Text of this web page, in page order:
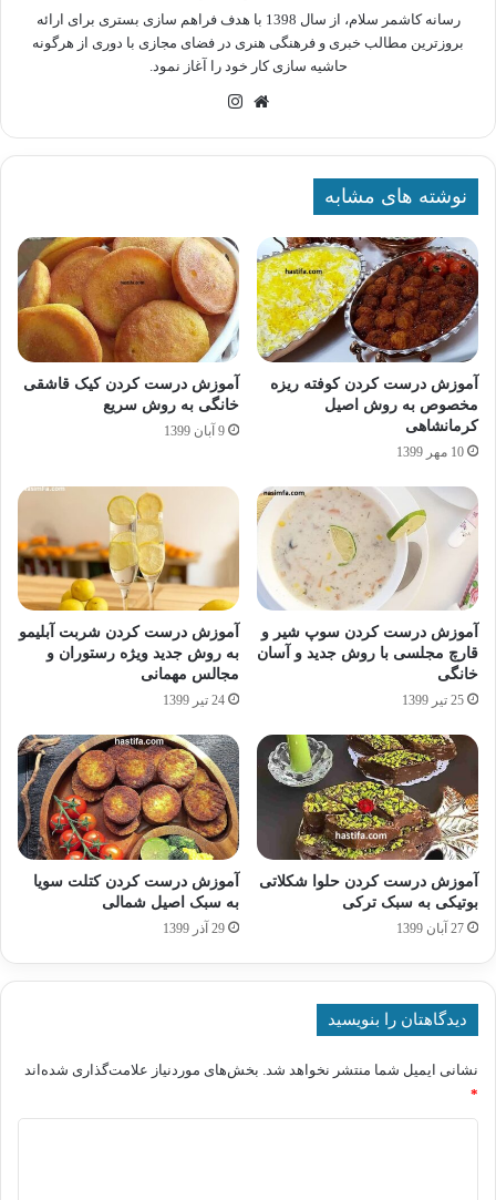
رسانه کاشمر سلام، از سال 1398 با هدف فراهم سازی بستری برای ارائه
بروزترین مطالب خبری و فرهنگی هنری در فضای مجازی با دوری از هرگونه
حاشیه سازی کار خود را آغاز نمود.
وبسایت
نوشته های مشابه
آموزش درست کردن کوفته ریزه
مخصوص به روش اصیل
کرمانشاهی
10 مهر 1399
آموزش درست کردن کیک قاشقی
خانگی به روش سریع
9 آبان 1399
آموزش درست کردن سوپ شیر و
قارچ مجلسی با روش جدید و آسان
خانگی
25 تیر 1399
آموزش درست کردن شربت آبلیمو
به روش جدید ویژه رستوران و
مجالس مهمانی
24 تیر 1399
آموزش درست کردن حلوا شکلاتی
بوتیکی به سبک ترکی
27 آبان 1399
آموزش درست کردن کتلت سویا
به سبک اصیل شمالی
29 آذر 1399
دیدگاهتان را بنویسید
نشانی ایمیل شما منتشر نخواهد شد. بخش‌های موردنیاز علامت‌گذاری شده‌اند
*